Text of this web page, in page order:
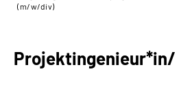
Presse
(m/w/div)
Projektingenieur*in/